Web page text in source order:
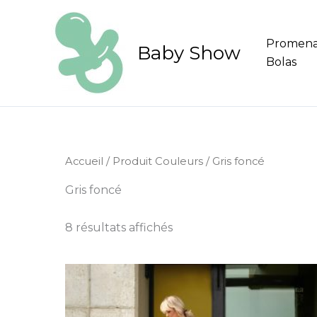
Baby Show
Bolas
Accueil / Produit Couleurs / Gris foncé
Gris foncé
8 résultats affichés
Ce
produit